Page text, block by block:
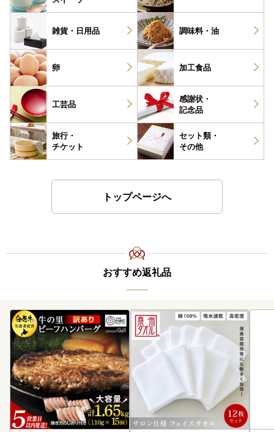
雑貨・ 日用品 調味料・ 油
卵 加工食品
工芸品
感謝状・
記念品
旅行・
チケット
セット類・
その他
トップページへ
おすすめ返礼品